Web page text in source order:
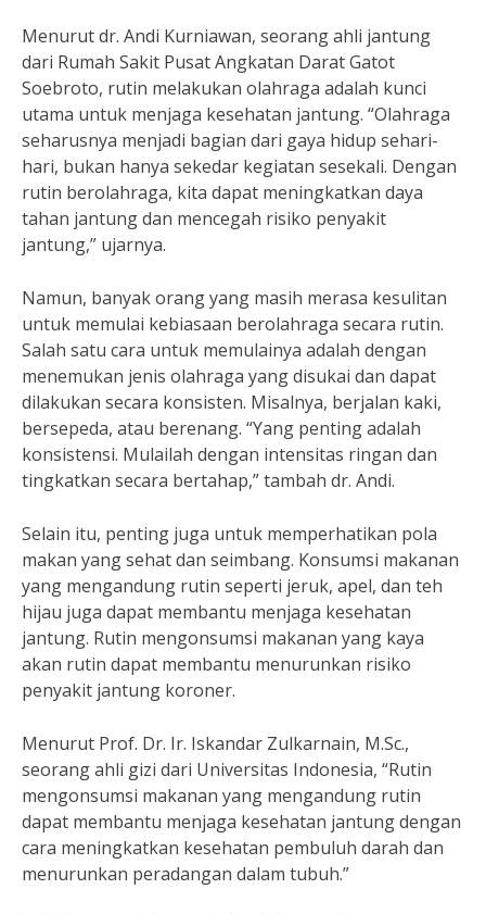
Menurut dr. Andi Kurniawan, seorang ahli jantung
dari Rumah Sakit Pusat Angkatan Darat Gatot
Soebroto, rutin melakukan olahraga adalah kunci
utama untuk menjaga kesehatan jantung. “Olahraga
seharusnya menjadi bagian dari gaya hidup sehari-
hari, bukan hanya sekedar kegiatan sesekali. Dengan
rutin berolahraga, kita dapat meningkatkan daya
tahan jantung dan mencegah risiko penyakit
jantung,” ujarnya.
Namun, banyak orang yang masih merasa kesulitan
untuk memulai kebiasaan berolahraga secara rutin.
Salah satu cara untuk memulainya adalah dengan
menemukan jenis olahraga yang disukai dan dapat
dilakukan secara konsisten. Misalnya, berjalan kaki,
bersepeda, atau berenang. “Yang penting adalah
konsistensi. Mulailah dengan intensitas ringan dan
tingkatkan secara bertahap,” tambah dr. Andi.
Selain itu, penting juga untuk memperhatikan pola
makan yang sehat dan seimbang. Konsumsi makanan
yang mengandung rutin seperti jeruk, apel, dan teh
hijau juga dapat membantu menjaga kesehatan
jantung. Rutin mengonsumsi makanan yang kaya
akan rutin dapat membantu menurunkan risiko
penyakit jantung koroner.
Menurut Prof. Dr. Ir. Iskandar Zulkarnain, M.Sc.,
seorang ahli gizi dari Universitas Indonesia, “Rutin
mengonsumsi makanan yang mengandung rutin
dapat membantu menjaga kesehatan jantung dengan
cara meningkatkan kesehatan pembuluh darah dan
menurunkan peradangan dalam tubuh.”